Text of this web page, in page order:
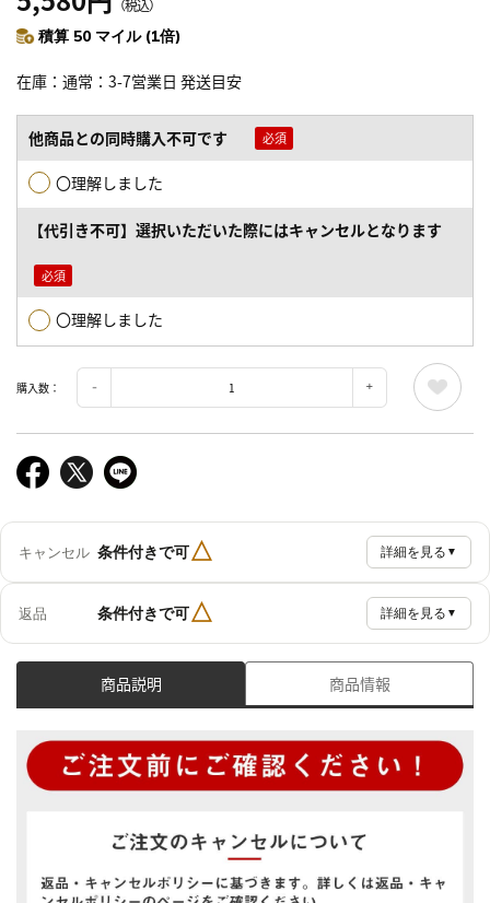
（税込）
積算 50 マイル (1倍)
在庫 通常：3-7営業日 発送目安
他商品との同時購入不可です
〇理解しました
【代引き不可】選択いただいた際にはキャンセルとなります
〇理解しました
購入数：
キャンセル 条件付きで可△ 詳細を見る ▼
返品 条件付きで可△ 詳細を見る ▼
商品説明 商品情報